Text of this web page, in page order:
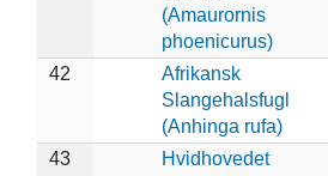
(Amaurornis
phoenicurus)
42
Afrikansk
Slangehalsfugl
(Anhinga rufa)
43
Hvidhovedet